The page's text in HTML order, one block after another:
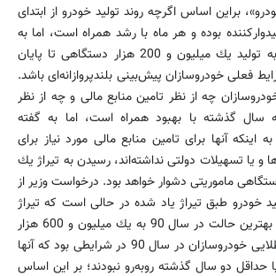
براین اساس اگرچه روند تولید خودرو از ابتدای
بوده و هر ماه با رشد همراه است، اما به
نظر می‌رسد رسیدن به تولید یك میلیون و 200 هزار دستگاهی تا پایان
فعلی خودروسازان پیش‌بینی بلندپروازانه‌ای باشد.
چه از نظر تامین منابع مالی و چه از نظر
سال گذشته با بهبود همراه است، اما به گفته
اینكه آنها برای تامین منابع مالی مورد نیاز برای
و یا تسهیلات دولتی نداشته‌اند، رسیدن به تیراژ یك
200 هزار دستگاهی ماموریتی دشوار خواهد بود. درخواست وزیر از
خودرو طبق تیراژ یاد شده در حالی است كه تیراژ
تولید خودروسازان در بهترین حالت در سال 90 به یك میلیون و 600 هزار
دستگاه رسید. تیراژ طلایی خودروسازان در سال 90 در شرایطی بود كه آنها
حداقل دو سال گذشته روبه‌رو نبودند؛ بر این اساس